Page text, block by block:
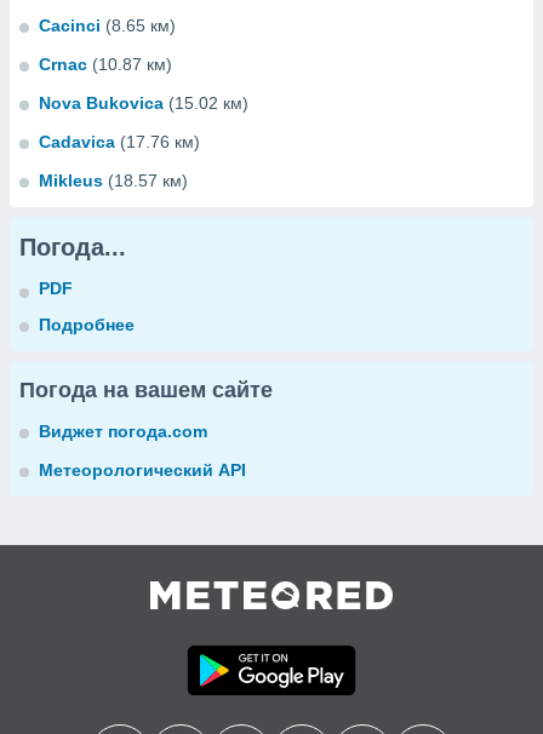
Cacinci (8.65 км)
Crnac (10.87 км)
Nova Bukovica (15.02 км)
Cadavica (17.76 км)
Mikleus (18.57 км)
Погода...
PDF
Подробнее
Погода на вашем сайте
Виджет погода.com
Метеорологический API